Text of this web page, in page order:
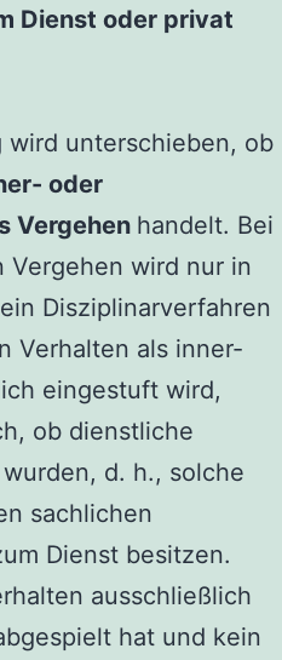
Dienst oder privat
wird unterschieben, ob
oder
Vergehen handelt. Bei
Vergehen wird nur in
Disziplinarverfahren
Verhalten als inner-
eingestuft wird,
ob dienstliche
d. h., solche
sachlichen
Dienst besitzen.
ausschließlich
hat und kein